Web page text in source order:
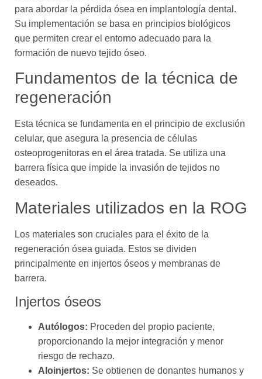
para abordar la pérdida ósea en implantología dental.
Su implementación se basa en principios biológicos
que permiten crear el entorno adecuado para la
formación de nuevo tejido óseo.
Fundamentos de la técnica de
regeneración
Esta técnica se fundamenta en el principio de exclusión
celular, que asegura la presencia de células
osteoprogenitoras en el área tratada. Se utiliza una
barrera física que impide la invasión de tejidos no
deseados.
Materiales utilizados en la ROG
Los materiales son cruciales para el éxito de la
regeneración ósea guiada. Estos se dividen
principalmente en injertos óseos y membranas de
barrera.
Injertos óseos
Autólogos: Proceden del propio paciente,
proporcionando la mejor integración y menor
riesgo de rechazo.
Aloinjertos: Se obtienen de donantes humanos y